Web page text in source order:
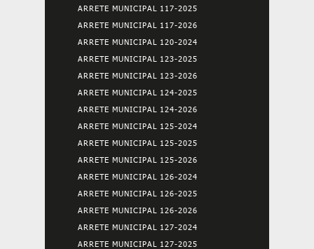
ARRETE MUNICIPAL 117-2025
ARRETE MUNICIPAL 117-2026
ARRETE MUNICIPAL 120-2024
ARRETE MUNICIPAL 123-2025
ARRETE MUNICIPAL 123-2026
ARRETE MUNICIPAL 124-2025
ARRETE MUNICIPAL 124-2026
ARRETE MUNICIPAL 125-2024
ARRETE MUNICIPAL 125-2025
ARRETE MUNICIPAL 125-2026
ARRETE MUNICIPAL 126-2024
ARRETE MUNICIPAL 126-2025
ARRETE MUNICIPAL 126-2026
ARRETE MUNICIPAL 127-2024
ARRETE MUNICIPAL 127-2025